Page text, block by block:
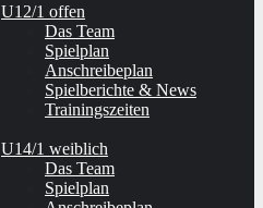
U12/1 offen
Das Team
Spielplan
Anschreibeplan
Spielberichte & News
Trainingszeiten
U14/1 weiblich
Das Team
Spielplan